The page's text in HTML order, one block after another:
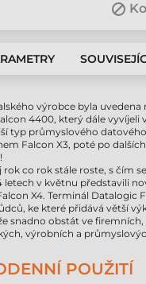
výrobce byla uvedena
4400, který dále vyvíjeli
typ průmyslového
Falcon X3, poté po
co rok stále roste, s čím
letech v květnu představili
X4. Terminál Datalogic
ke které přidává větší
snadno obstát ve
výrobních a
POUŽITÍ